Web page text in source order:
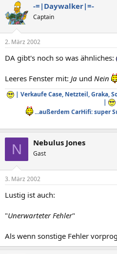
-=|Daywalker|=-
Captain
2. März 2002
DA gibt's noch so was ähnliches:
Leeres Fenster mit: Ja und Nein
| Verkaufe Case, Netzteil, Graka,
|
...außerdem CarHifi: super
N Nebulus Jones
Gast
3. März 2002
Lustig ist auch:
"Unerwarteter Fehler"
Als wenn sonstige Fehler